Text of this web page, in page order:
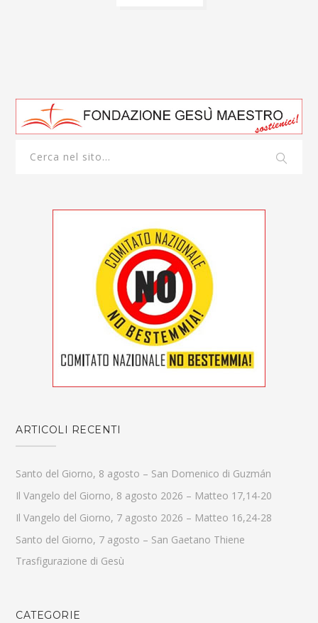
ARTICOLI RECENTI
Santo del Giorno, 8 agosto – San Domenico di Guzmán
Il Vangelo del Giorno, 8 agosto 2026 – Matteo 17,14-20
Il Vangelo del Giorno, 7 agosto 2026 – Matteo 16,24-28
Santo del Giorno, 7 agosto – San Gaetano Thiene
Trasfigurazione di Gesù
CATEGORIE